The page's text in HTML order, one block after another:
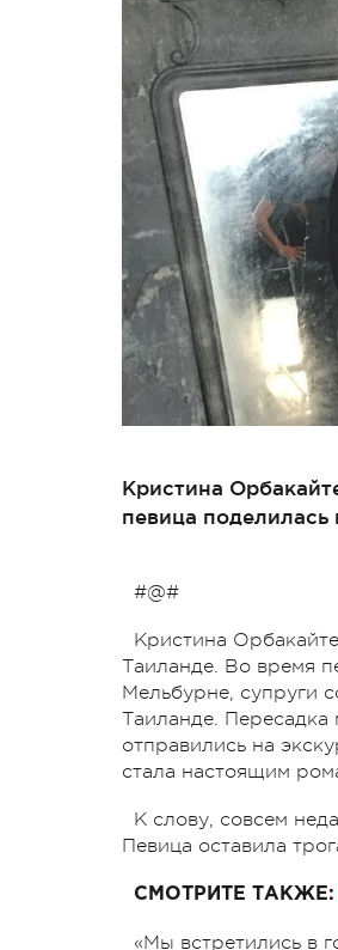
Кристина
певица поделилась
#@#
Кристина
Таиланде. Во время
Мельбурне, супруги
Таиланде.
отправились на
стала настоящим
К слову, совсем
Певица оставила
СМОТРИТЕ ТАКЖЕ:
«Мы встретились в